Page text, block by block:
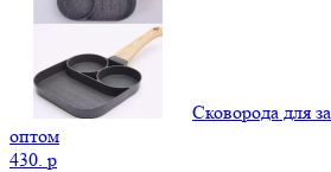
Сковорода для
оптом
430. p